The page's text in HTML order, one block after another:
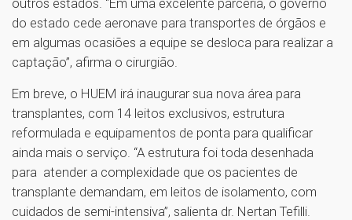
do estado cede aeronave para transportes de órgãos e
em algumas ocasiões a equipe se desloca para realizar a
captação”, afirma o cirurgião.
Em breve, o HUEM irá inaugurar sua nova área para
transplantes, com 14 leitos exclusivos, estrutura
reformulada e equipamentos de ponta para qualificar
ainda mais o serviço. “A estrutura foi toda desenhada
para atender a complexidade que os pacientes de
transplante demandam, em leitos de isolamento, com
cuidados de semi-intensiva”, salienta dr. Nertan Tefilli.